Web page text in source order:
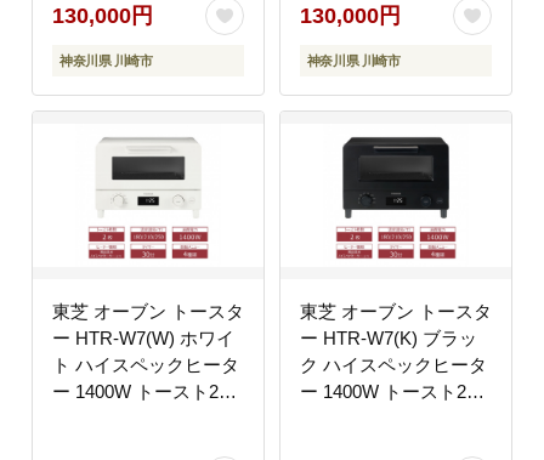
38.7cm 家電 キッチン
家電 電子レンジ 人気
おすすめTOSHIBA 神
奈川県 川崎市
130,000円
神奈川県 川崎市
38.7cm 家電 キッチン
家電 電子レンジ 人気
おすすめTOSHIBA 神
奈川県 川崎市
130,000円
神奈川県 川崎市
東芝 オーブン トースタ
ー HTR-W7(W) ホワイ
ト ハイスペックヒータ
ー 1400W トースト2枚
東芝 オーブン トースタ
ー HTR-W7(K) ブラッ
ク ハイスペックヒータ
ー 1400W トースト2枚